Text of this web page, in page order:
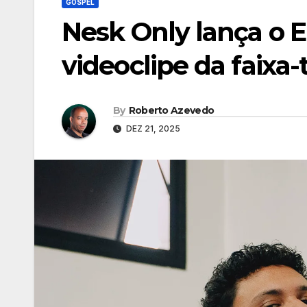
GOSPEL
Nesk Only lança o
videoclipe da
By Roberto Azevedo
DEZ 21, 2025